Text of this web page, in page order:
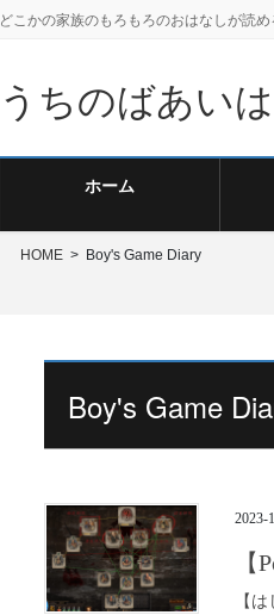
どこかの家族のもろもろのおはなしが読
うちのばあいは
ホーム
HOME Boy's Game Diary
Boy's Game
2023-
【